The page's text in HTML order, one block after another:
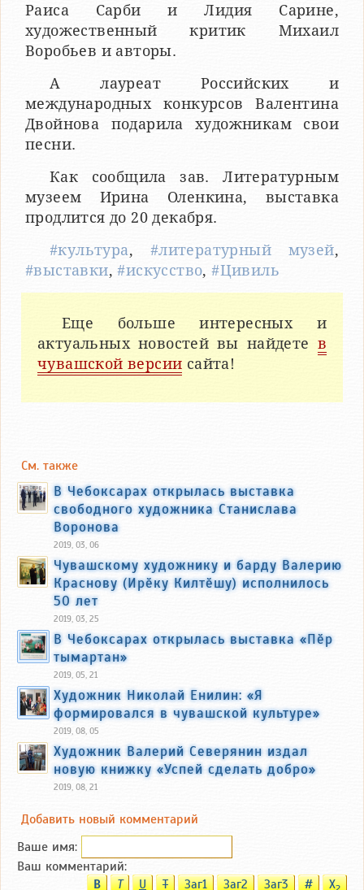
Раиса Сарби и Лидия Сарине,
художественный критик Михаил
Воробьев и авторы.
А лауреат Российских и
международных конкурсов Валентина
Двойнова подарила художникам свои
песни.
Как сообщила зав. Литературным
музеем Ирина Оленкина, выставка
продлится до 20 декабря.
#культура, #литературный музей,
#выставки,#искусство,#Цивиль
Еще больше интересных и
актуальных новостей вы найдете в
чувашской версии сайта!
См. также
В Чебоксарах открылась выставка
свободного художника Станислава
Воронова
2019, 03, 06
Чувашскому художнику и барду Валерию
Краснову (Ирӗку Килтӗшу) исполнилось
50 лет
2019, 03, 25
В Чебоксарах открылась выставка «Пӗр
тымартан»
2019, 05, 21
Художник Николай Енилин: «Я
формировался в чувашской культуре»
2019, 08, 05
Художник Валерий Северянин издал
новую книжку «Успей сделать добро»
2019, 08, 21
Добавить новый комментарий
Ваше имя:
Ваш комментарий:
B T U T Заг1 Заг2 Заг3 # X